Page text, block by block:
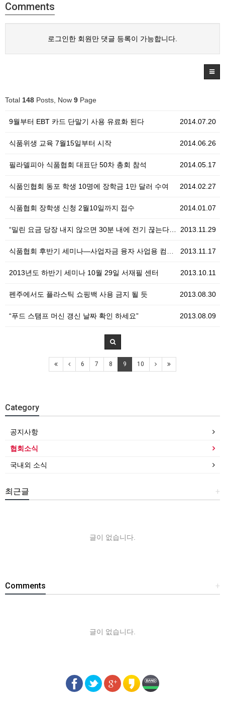
Comments
로그인한 회원만 댓글 등록이 가능합니다.
Total 148 Posts, Now 9 Page
2014.07.20
9월부터 EBT 카드 단말기 사용 유료화 된다
2014.06.26
식품위생 교육 7월15일부터 시작
2014.05.17
필라델피아 식품협회 대표단 50차 총회 참석
2014.02.27
식품인협회 동포 학생 10명에 장학금 1만 달러 수여
2014.01.07
식품협회 장학생 신청 2월10일까지 접수
2013.11.29
“밀린 요금 당장 내지 않으면 30분 내에 전기 끊는다…
2013.11.17
식품협회 후반기 세미나—사업자금 융자 사업용 컴퓨터(P…
2013.10.11
2013년도 하반기 세미나 10월 29일 서재필 센터
2013.08.30
펜주에서도 플라스틱 쇼핑백 사용 금지 될 듯
2013.08.09
“푸드 스탬프 머신 갱신 날짜 확인 하세요”
6 7 8 9 10
Category
공지사항
협회소식
국내외 소식
+
최근글
글이 없습니다.
+
Comments
글이 없습니다.